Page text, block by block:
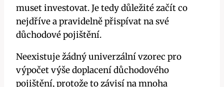
muset investovat. Je tedy důležité začít co
nejdříve a pravidelně přispívat na své
důchodové pojištění.
Neexistuje žádný univerzální vzorec pro
výpočet výše doplacení důchodového
pojištění, protože to závisí na mnoha